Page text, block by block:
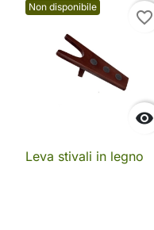
Non disponibile

favorite_border
Leva stivali in legno